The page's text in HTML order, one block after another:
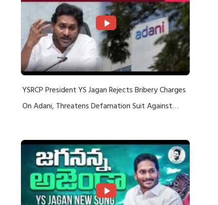
YSRCP President YS Jagan Rejects Bribery Charges
On Adani, Threatens Defamation Suit Against